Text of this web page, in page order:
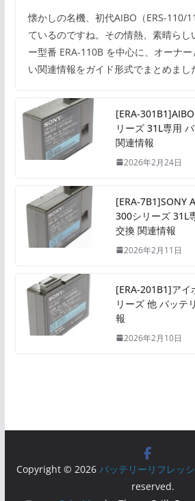
懐かしの名機、初代AIBO（ERS-110/
ているのですね。その情熱、素晴らし
ー型番 ERA-110B を中心に、オーナ
い関連情報をガイド形式でまとめまし
[ERA-
リーズ 31L専用
関連情報
2026年2月24日
[ERA-7B1]SONY
300シリーズ 31L
交換 関連情報
2026年2月11日
[ERA-201B1]アイ
リーズ 他 バッテ
報
2026年2月10日
Copyright © 2026バッテリーリフレッ
reserved.